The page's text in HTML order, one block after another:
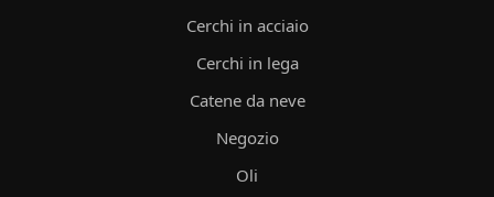
Cerchi in acciaio
Cerchi in lega
Catene da neve
Negozio
Oli